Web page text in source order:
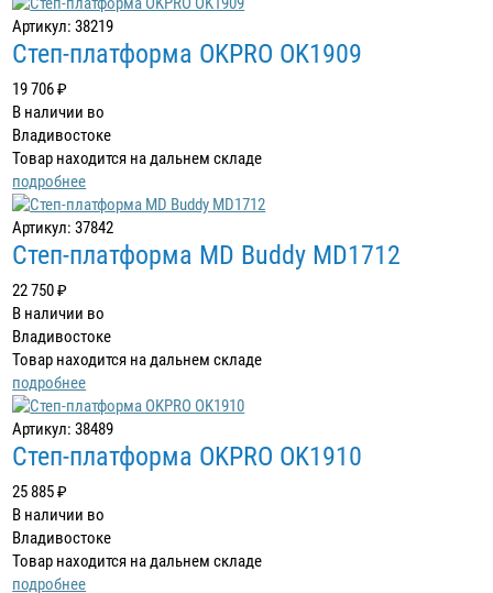
Артикул: 38219
Степ-платформа OKPRO OK1909
19 706 ₽
В наличии во
Владивостоке
Товар находится на дальнем складе
подробнее
Артикул: 37842
Степ-платформа MD Buddy MD1712
22 750 ₽
В наличии во
Владивостоке
Товар находится на дальнем складе
подробнее
Артикул: 38489
Степ-платформа OKPRO OK1910
25 885 ₽
В наличии во
Владивостоке
Товар находится на дальнем складе
подробнее